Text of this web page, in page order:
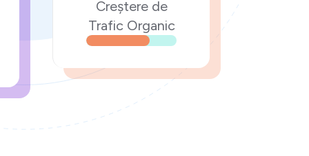
Creștere de
Trafic Organic